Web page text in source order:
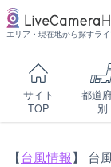
エリア・現在地から探すラ
サイト
TOP
都道
別
【台風情報】 台